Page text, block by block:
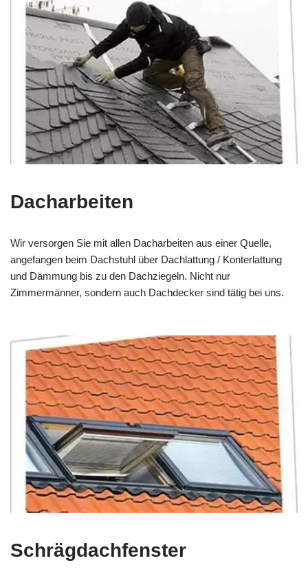
Dacharbeiten
Wir versorgen Sie mit allen Dacharbeiten aus einer Quelle,
angefangen beim Dachstuhl über Dachlattung / Konterlattung
und Dämmung bis zu den Dachziegeln. Nicht nur
Zimmermänner, sondern auch Dachdecker sind tätig bei uns.
Schrägdachfenster